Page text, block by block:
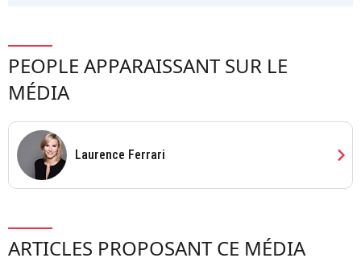
PEOPLE APPARAISSANT SUR LE
MÉDIA
Laurence Ferrari chevron_right
ARTICLES PROPOSANT CE MÉDIA